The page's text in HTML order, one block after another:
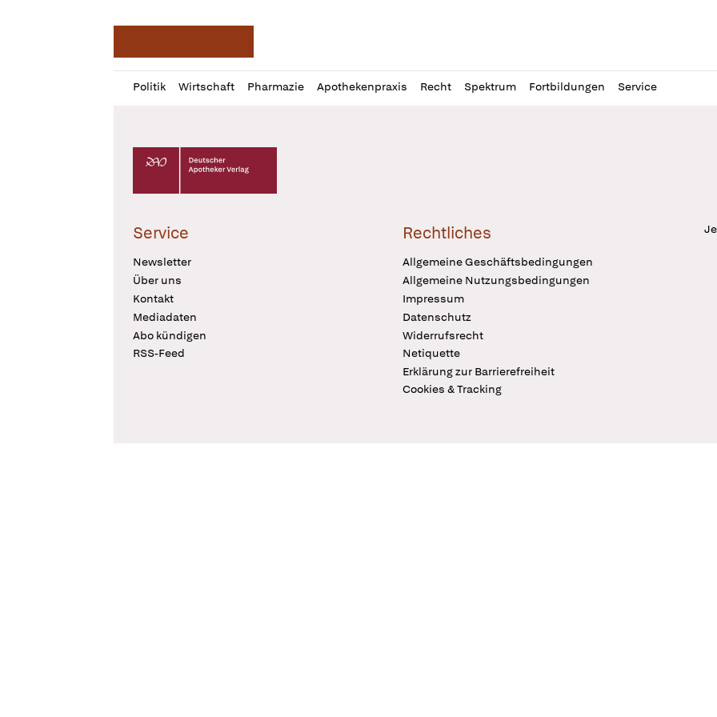
Politik Wirtschaft Pharmazie Apothekenpraxis Recht Spektrum Fortbildungen Service
Profil
öffnen
Daz
Pur
Deutscher Apotheker Verlag Logo
Service
Newsletter
Über uns
Kontakt
Mediadaten
Abo kündigen
RSS-Feed
Rechtliches
Allgemeine Geschäftsbedingungen
Allgemeine Nutzungsbedingungen
Impressum
Datenschutz
Widerrufsrecht
Netiquette
Erklärung zur Barrierefreiheit
Cookies & Tracking